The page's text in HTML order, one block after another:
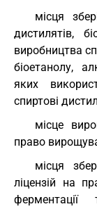
місця
дистилятів,
виробництва
біоетанолу,
яких
спиртові
місце
право
місця
ліцензій на